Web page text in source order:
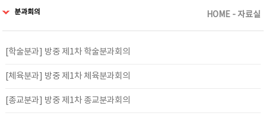
분과회의 HOME - 자료실
[학술분과] 방중 제1차 학술분과회의
[체육분과] 방중 제1차 체육분과회의
[종교분과] 방중 제1차 종교분과회의